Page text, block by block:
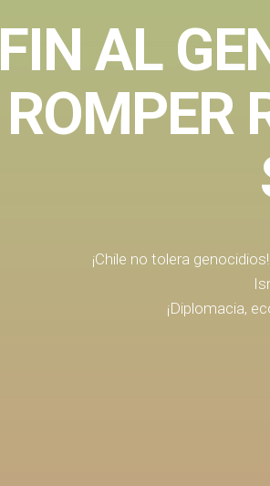
FIN AL
ROMPER
¡Chile no tolera
¡Diplomacia,